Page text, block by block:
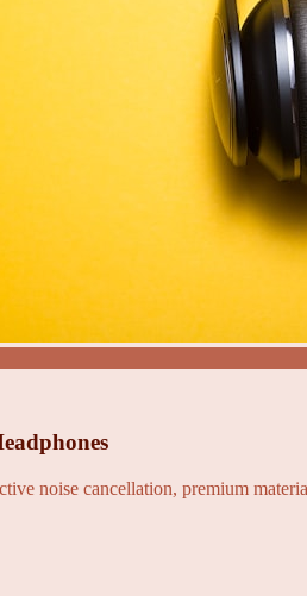
noise cancellation, premium